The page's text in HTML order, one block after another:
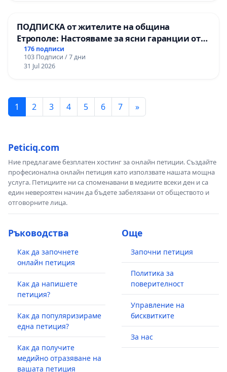
ПОДПИСКА от жителите на община
Етрополе: Настояваме за ясни гаранции от
“Елаците-МЕД” АД и от държавата, че ще се
изпълнят всички екологични норми!
176 подписи
103 Подписи / 7 дни
31 Jul 2026
1 2 3 4 5 6 7 »
Peticiq.com
Ние предлагаме безплатен хостинг за онлайн петиции. Създайте
професионална онлайн петиция като използвате нашата мощна
услуга. Петициите ни са споменавани в медиите всеки ден и са
един невероятен начин да бъдете забелязани от обществото и
отговорните лица.
Ръководства
Как да започнете
онлайн петиция
Как да напишете
петиция?
Как да популяризираме
една петиция?
Как да получите
медийно отразяване на
вашата петиция
Още
Започни петиция
Политика за
поверителност
Управление на
бисквитките
За нас